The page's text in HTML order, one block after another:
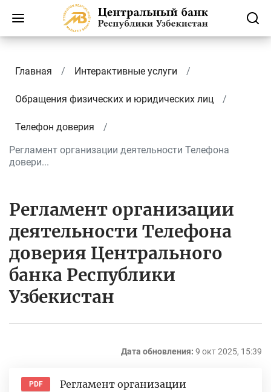
Главная Интерактивные услуги
Обращения физических и юридических лиц
Телефон доверия
Регламент организации деятельности Телефона
довери...
Регламент организации
деятельности Телефона
доверия Центрального
банка Республики
Узбекистан
Дата обновления: 9 окт 2025, 15:39
PDF
Регламент организации